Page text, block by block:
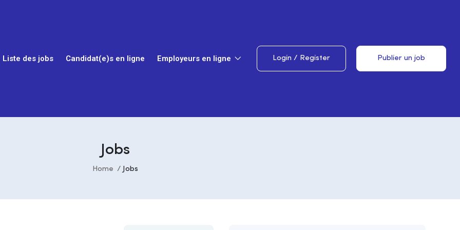
Liste des jobs Candidat(e)s en ligne Employeurs en ligne Login / Register Publier un job
Jobs
Home Jobs